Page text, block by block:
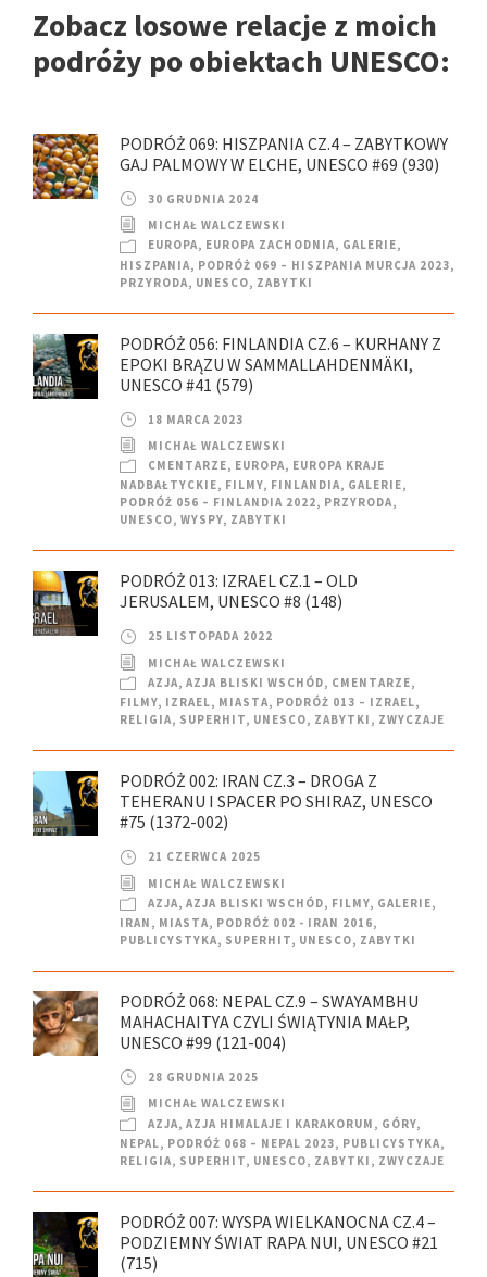
Zobacz losowe relacje z moich
podróży po obiektach UNESCO:
PODRÓŻ 069: HISZPANIA CZ.4 – ZABYTKOWY
GAJ PALMOWY W ELCHE, UNESCO #69 (930)
30 GRUDNIA 2024
MICHAŁ WALCZEWSKI
EUROPA, EUROPA ZACHODNIA, GALERIE,
HISZPANIA, PODRÓŻ 069 – HISZPANIA MURCJA 2023,
PRZYRODA, UNESCO, ZABYTKI
PODRÓŻ 056: FINLANDIA CZ.6 – KURHANY Z
EPOKI BRĄZU W SAMMALLAHDENMÄKI,
UNESCO #41 (579)
18 MARCA 2023
MICHAŁ WALCZEWSKI
CMENTARZE, EUROPA, EUROPA KRAJE
NADBAŁTYCKIE, FILMY, FINLANDIA, GALERIE,
PODRÓŻ 056 – FINLANDIA 2022, PRZYRODA,
UNESCO, WYSPY, ZABYTKI
PODRÓŻ 013: IZRAEL CZ.1 – OLD
JERUSALEM, UNESCO #8 (148)
25 LISTOPADA 2022
MICHAŁ WALCZEWSKI
AZJA, AZJA BLISKI WSCHÓD, CMENTARZE,
FILMY, IZRAEL, MIASTA, PODRÓŻ 013 – IZRAEL,
RELIGIA, SUPERHIT, UNESCO, ZABYTKI , ZWYCZAJE
PODRÓŻ 002: IRAN CZ.3 – DROGA Z
TEHERANU I SPACER PO SHIRAZ, UNESCO
#75 (1372-002)
21 CZERWCA 2025
MICHAŁ WALCZEWSKI
AZJA, AZJA BLISKI WSCHÓD, FILMY, GALERIE,
IRAN , MIASTA, PODRÓŻ 002 - IRAN 2016,
PUBLICYSTYKA, SUPERHIT, UNESCO, ZABYTKI
PODRÓŻ 068: NEPAL CZ.9 – SWAYAMBHU
MAHACHAITYA CZYLI ŚWIĄTYNIA MAŁP,
UNESCO #99 (121-004)
28 GRUDNIA 2025
MICHAŁ WALCZEWSKI
AZJA, AZJA HIMALAJE I KARAKORUM , GÓRY,
NEPAL, PODRÓŻ 068 – NEPAL 2023, PUBLICYSTYKA,
RELIGIA, SUPERHIT, UNESCO, ZABYTKI , ZWYCZAJE
PODRÓŻ 007: WYSPA WIELKANOCNA CZ.4 –
PODZIEMNY ŚWIAT RAPA NUI, UNESCO #21
(715)